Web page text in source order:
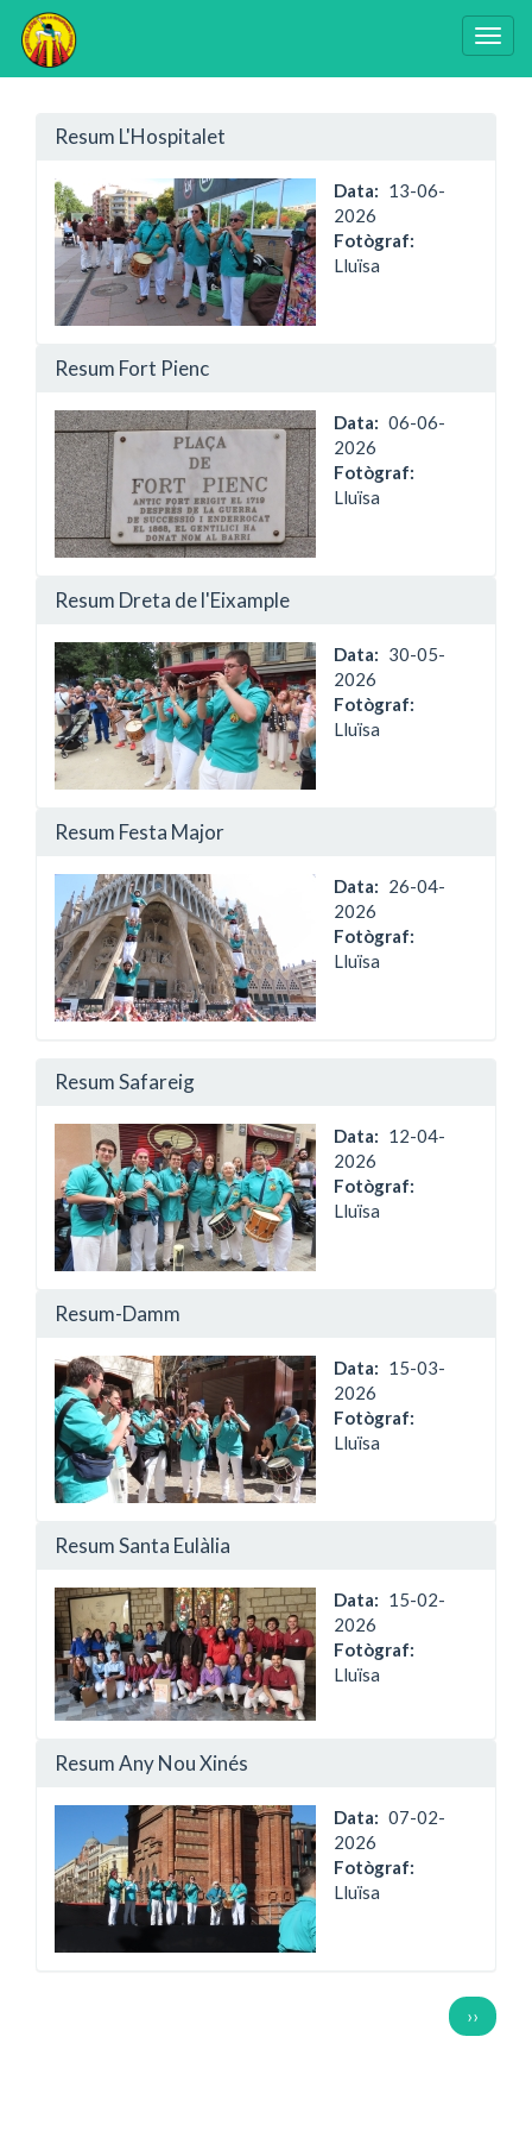
contingutResum L'Hospitalet
Data
13-06-
2026
Fotògraf:
Lluïsa
Resum Fort Pienc
Data
06-06-
2026
Fotògraf:
Lluïsa
Resum Dreta de l'Eixample
Data
30-05-
2026
Fotògraf:
Lluïsa
Resum Festa Major
Data
26-04-
2026
Fotògraf:
Lluïsa
Resum Safareig
Data
12-04-
2026
Fotògraf:
Lluïsa
Resum-Damm
Data
15-03-
2026
Fotògraf:
Lluïsa
Resum Santa Eulàlia
Data
15-02-
2026
Fotògraf:
Lluïsa
Resum Any Nou Xinés
Data
07-02-
2026
Fotògraf:
Lluïsa
Pàgina
següent
››